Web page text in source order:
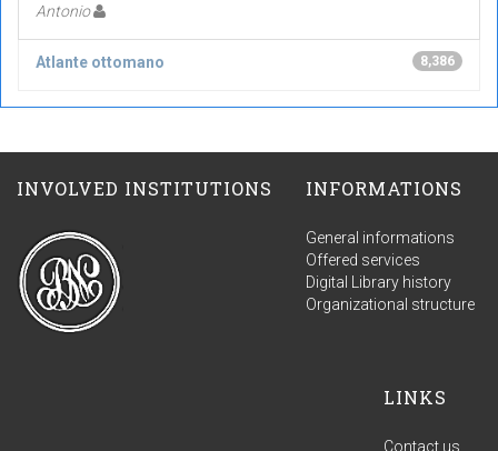
Antonio
8,386
Atlante ottomano
INVOLVED INSTITUTIONS INFORMATIONS
General informations
Offered services
Digital Library history
Organizational structure
LINKS
Contact us